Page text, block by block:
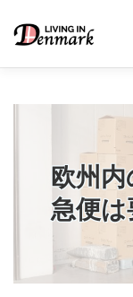
LIFE TIPS –
STUDY– 留
WORK– デン
欧州
急便は